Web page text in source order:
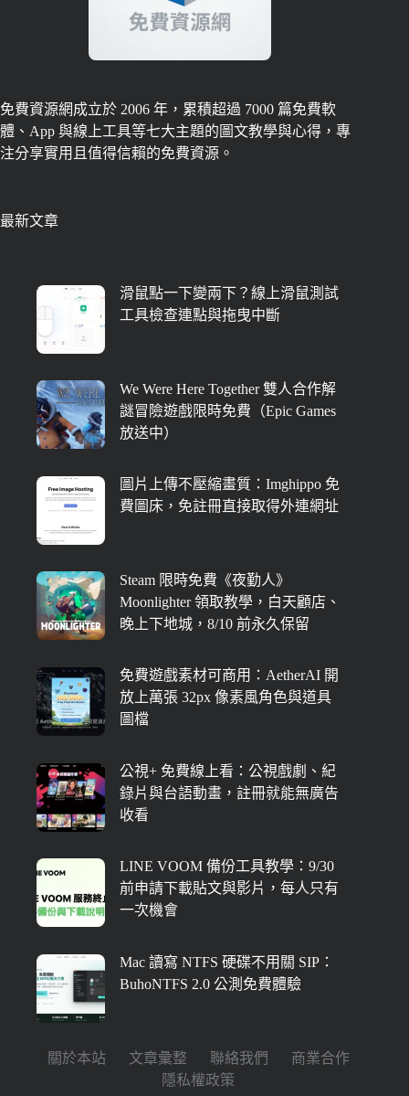
免費資源網成立於 2006 年，累積超過 7000 篇免費軟
體、App 與線上工具等七大主題的圖文教學與心得，專
注分享實用且值得信賴的免費資源。
最新文章
滑鼠點一下變兩下？線上滑鼠測試
工具檢查連點與拖曳中斷
We Were Here Together 雙人合作解
謎冒險遊戲限時免費（Epic Games
放送中）
圖片上傳不壓縮畫質：Imghippo 免
費圖床，免註冊直接取得外連網址
Steam 限時免費《夜勤人》
Moonlighter 領取教學，白天顧店、
晚上下地城，8/10 前永久保留
免費遊戲素材可商用：AetherAI 開
放上萬張 32px 像素風角色與道具
圖檔
公視+ 免費線上看：公視戲劇、紀
錄片與台語動畫，註冊就能無廣告
收看
LINE VOOM 備份工具教學：9/30
前申請下載貼文與影片，每人只有
一次機會
Mac 讀寫 NTFS 硬碟不用關 SIP：
BuhoNTFS 2.0 公測免費體驗
關於本站 文章彙整 聯絡我們
商業合作
隱私權政策